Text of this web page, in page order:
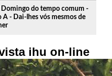
Domingo do tempo comum -
A - Dai-lhes vós mesmos de
ihu on-line